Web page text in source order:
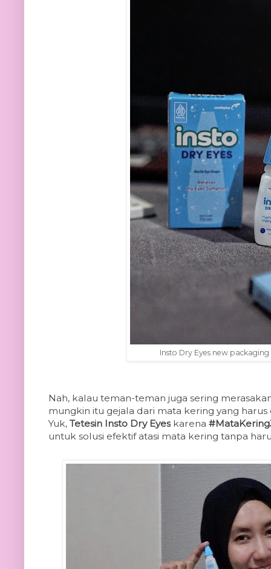
Insto Dry Eyes new
Nah, kalau teman-teman juga sering
mungkin itu gejala dari mata kering yang
Yuk, Tetesin Insto Dry Eyes karena
untuk solusi efektif atasi mata kering tanpa